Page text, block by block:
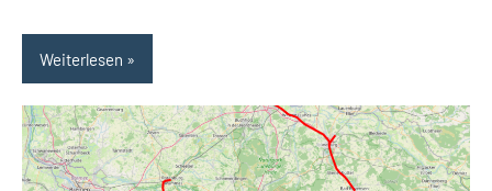
Weiterlesen